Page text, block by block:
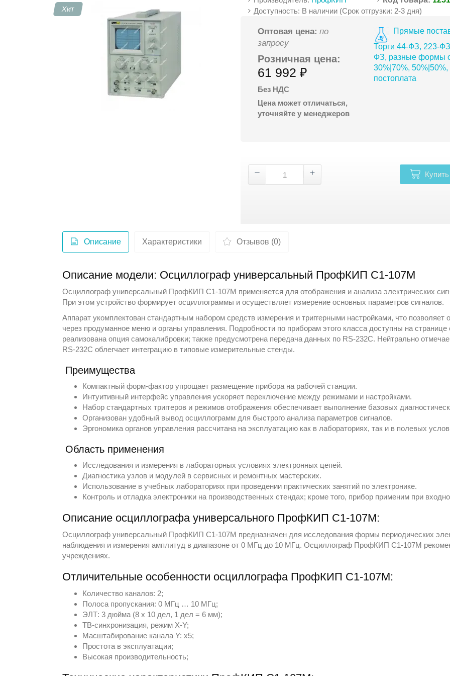
Хит
Доступность: В наличии (Срок отгрузки: 2-3 дня)
Оптовая цена: по
запросу
Розничная цена:
61 992 ₽
Без НДС
Цена может отличаться,
уточняйте у менеджеров
Прямые
Торги 44-ФЗ, 223-
ФЗ, разные формы
30%|70%, 50%|50%,
постоплата
Купить
Описание Характеристики Отзывов (0)
Описание модели: Осциллограф универсальный ПрофКИП С1-107М
Осциллограф универсальный ПрофКИП С1-107М применяется для отображения и анализа электрических
При этом устройство формирует осциллограммы и осуществляет измерение основных параметров сигналов.
Аппарат укомплектован стандартным набором средств измерения и триггерными настройками, что
через продуманное меню и органы управления. Подробности по приборам этого класса доступны на странице
реализована опция самокалибровки; также предусмотрена передача данных по RS-232C. Нейтрально
RS-232C облегчает интеграцию в типовые измерительные стенды.
Преимущества
Компактный форм‑фактор упрощает размещение прибора на рабочей станции.
Интуитивный интерфейс управления ускоряет переключение между режимами и настройками.
Набор стандартных триггеров и режимов отображения обеспечивает выполнение базовых
Организован удобный вывод осциллограмм для быстрого анализа параметров сигналов.
Эргономика органов управления рассчитана на эксплуатацию как в лабораториях, так и в полевых
Область применения
Исследования и измерения в лабораторных условиях электронных цепей.
Диагностика узлов и модулей в сервисных и ремонтных мастерских.
Использование в учебных лабораториях при проведении практических занятий по электронике.
Контроль и отладка электроники на производственных стендах; кроме того, прибор применим при
Описание осциллографа универсального ПрофКИП С1-107М:
Осциллограф универсальный ПрофКИП С1-107М предназначен для исследования формы периодических
наблюдения и измерения амплитуд в диапазоне от 0 МГц до 10 МГц. Осциллограф ПрофКИП С1-107М
учреждениях.
Отличительные особенности осциллографа ПрофКИП С1-107М:
Количество каналов: 2;
Полоса пропускания: 0 МГц … 10 МГц;
ЭЛТ: 3 дюйма (8 х 10 дел, 1 дел = 6 мм);
ТВ-синхронизация, режим X-Y;
Масштабирование канала Y: х5;
Простота в эксплуатации;
Высокая производительность;